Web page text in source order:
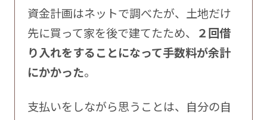
資金計画はネットで調べたが、土地だけ
先に買って家を後で建てたため、 ２回借
り入れをすることになって手数料が余計
にかかった。
支払いをしながら思うことは、自分の自